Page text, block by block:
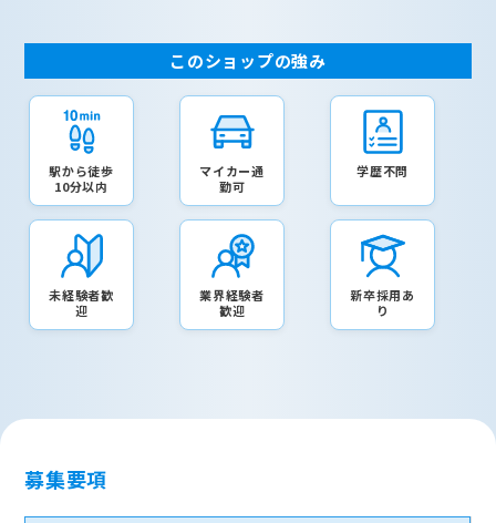
このショップの強み
駅から徒歩
10分以内
マイカー通
勤可
学歴不問
未経験者歓
迎
業界経験者
歓迎
新卒採用あ
り
募集要項